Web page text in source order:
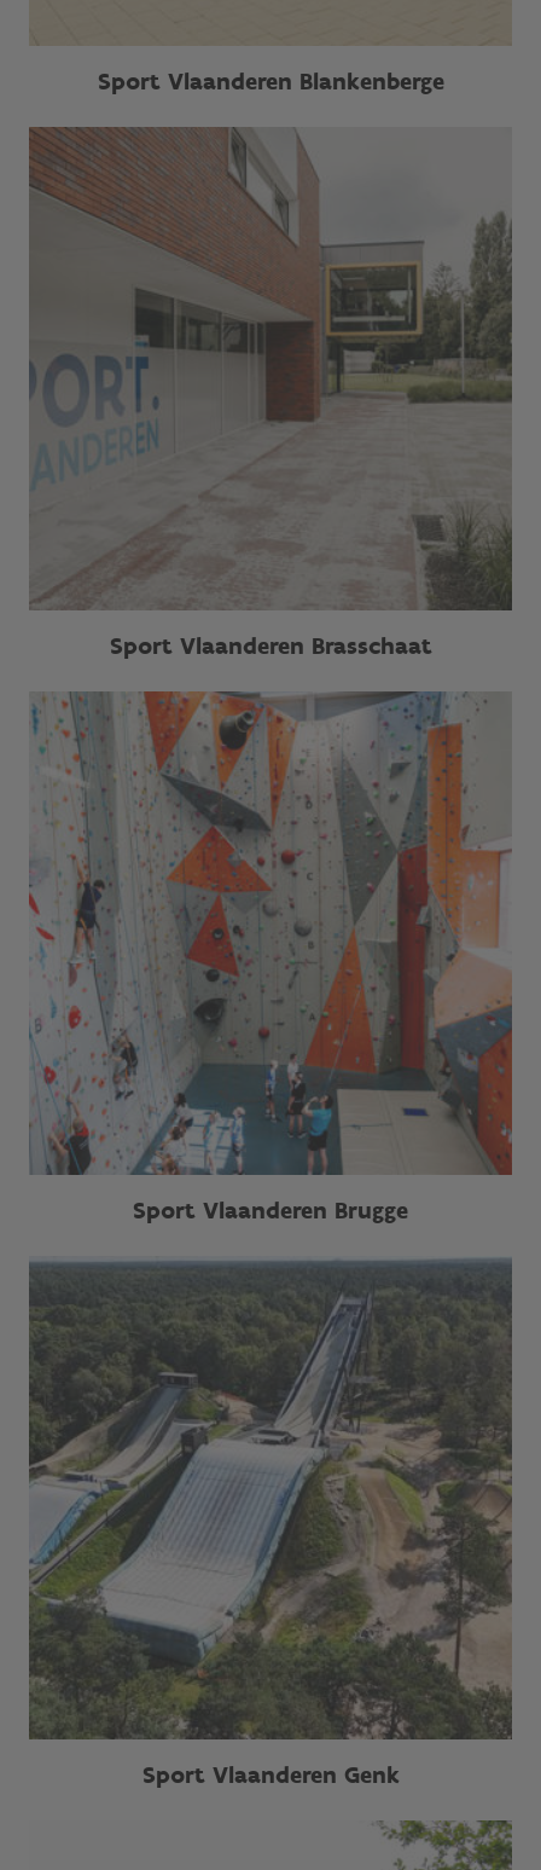
Sport Vlaanderen Blankenberge
Sport Vlaanderen Brasschaat
Sport Vlaanderen Brugge
Sport Vlaanderen Genk